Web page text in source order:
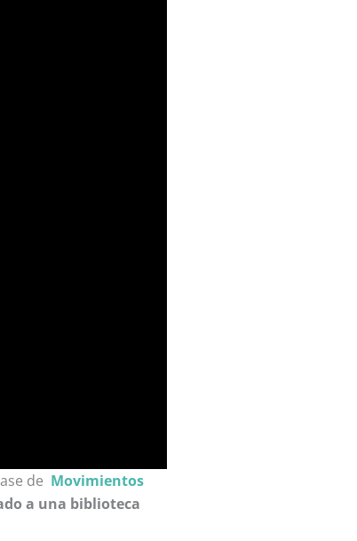
de Movimientos
a una biblioteca